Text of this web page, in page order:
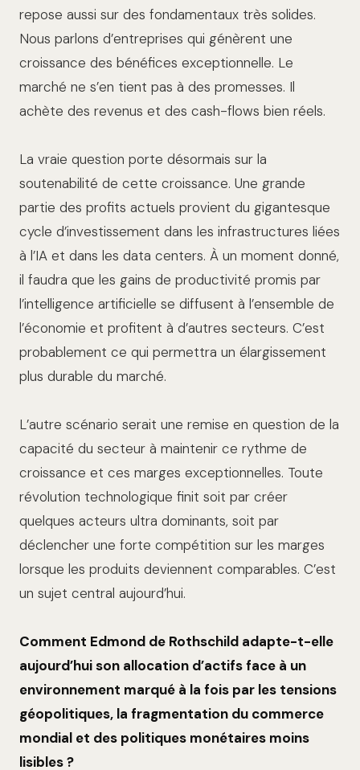
repose aussi sur des fondamentaux très solides.
Nous parlons d’entreprises qui génèrent une
croissance des bénéfices exceptionnelle. Le
marché ne s’en tient pas à des promesses. Il
achète des revenus et des cash-flows bien réels.
La vraie question porte désormais sur la
soutenabilité de cette croissance. Une grande
partie des profits actuels provient du gigantesque
cycle d’investissement dans les infrastructures liées
à l’IA et dans les data centers. À un moment donné,
il faudra que les gains de productivité promis par
l’intelligence artificielle se diffusent à l’ensemble de
l’économie et profitent à d’autres secteurs. C’est
probablement ce qui permettra un élargissement
plus durable du marché.
L’autre scénario serait une remise en question de la
capacité du secteur à maintenir ce rythme de
croissance et ces marges exceptionnelles. Toute
révolution technologique finit soit par créer
quelques acteurs ultra dominants, soit par
déclencher une forte compétition sur les marges
lorsque les produits deviennent comparables. C’est
un sujet central aujourd’hui.
Comment Edmond de Rothschild adapte-t-elle
aujourd’hui son allocation d’actifs face à un
environnement marqué à la fois par les tensions
géopolitiques, la fragmentation du commerce
mondial et des politiques monétaires moins
lisibles ?